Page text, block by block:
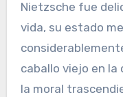
Nietzsche fue
vida, su estado
caballo viejo en la
la moral